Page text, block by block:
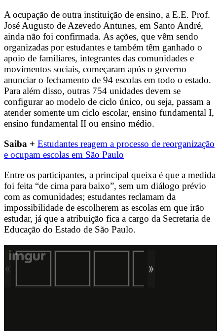
A ocupação de outra instituição de ensino, a E.E. Prof.
José Augusto de Azevedo Antunes, em Santo André,
ainda não foi confirmada. As ações, que vêm sendo
organizadas por estudantes e também têm ganhado o
apoio de familiares, integrantes das comunidades e
movimentos sociais, começaram após o governo
anunciar o fechamento de 94 escolas em todo o estado.
Para além disso, outras 754 unidades devem se
configurar ao modelo de ciclo único, ou seja, passam a
atender somente um ciclo escolar, ensino fundamental I,
ensino fundamental II ou ensino médio.
Saiba + Estudantes reagem a processo de reorganização
e ocupam escolas em São Paulo
Entre os participantes, a principal queixa é que a medida
foi feita “de cima para baixo”, sem um diálogo prévio
com as comunidades; estudantes reclamam da
impossibilidade de escolherem as escolas em que irão
estudar, já que a atribuição fica a cargo da Secretaria de
Educação do Estado de São Paulo.